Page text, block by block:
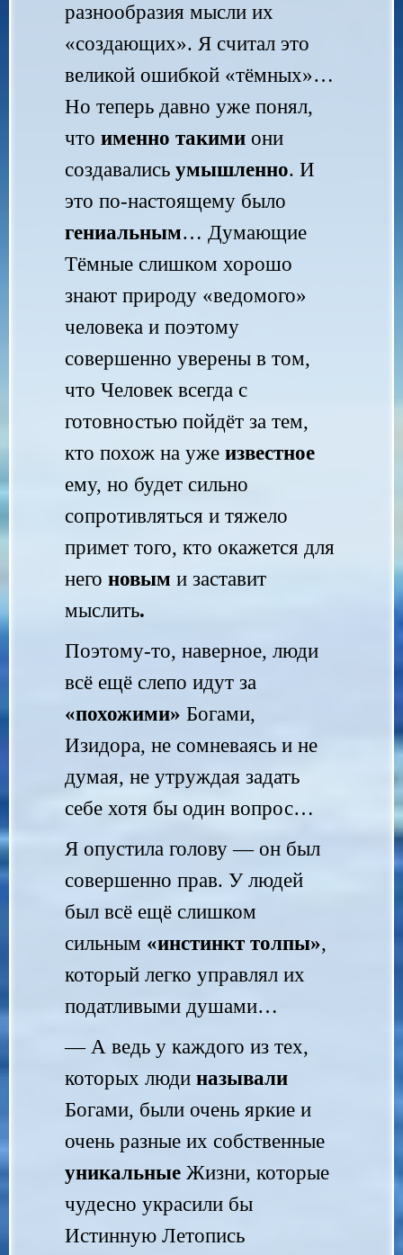
разнообразия мысли их
«создающих». Я считал это
великой ошибкой «тёмных»…
Но теперь давно уже понял,
что именно такимиони
создавалисьумышленно. И
это по-настоящему было
гениальным… Думающие
Тёмные слишком хорошо
знают природу «ведомого»
человека и поэтому
совершенно уверены в том,
что Человек всегда с
готовностью пойдёт за тем,
кто похож на уже известное
ему, но будет сильно
сопротивляться и тяжело
примет того, кто окажется для
него новым и заставит
мыслить.
Поэтому-то, наверное, люди
всё ещё слепо идут за
«похожими» Богами,
Изидора, не сомневаясь и не
думая, не утруждая задать
себе хотя бы один вопрос…
Я опустила голову — он был
совершенно прав. У людей
был всё ещё слишком
сильным «инстинкт толпы»,
который легко управлял их
податливыми душами…
— А ведь у каждого из тех,
которых люди называли
Богами, были очень яркие и
очень разные их собственные
уникальные Жизни, которые
чудесно украсили бы
Истинную Летопись